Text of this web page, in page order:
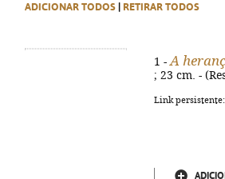
ADICIONAR TODOS RETIRAR TODOS
1 - A
; 23 cm. -
Link